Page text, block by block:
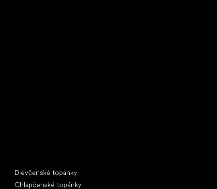
Dievčenské topánky
Chlapčenské topánky